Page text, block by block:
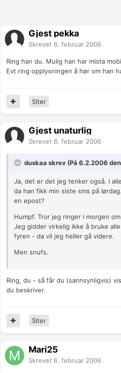
Gjest pekka
Skrevet 6. februar 2006
Ring han du. Mulig han har mista
Evt ring opplysningen å hør om han
Siter
Gjest unaturlig
Skrevet 6. februar 2006
duskaa skrev (På 6.2.2006
Ja, det er det jeg tenker også. I
da han fikk min siste sms på
en epost?
Humpf. Tror jeg ringer i morgen
Jeg gidder virkelig ikke å bruke
fyren - da vil jeg heller gå videre.
Men snufs.
Ring, du - så får du (sannsynligvis)
du beskriver.
Siter
Mari25
Skrevet 6. februar 2006